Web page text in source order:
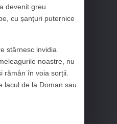
devenit greu
cu șanțuri puternice
stârnesc invidia
noastre, nu
rămân în voia sorții.
lacul de la Doman sau